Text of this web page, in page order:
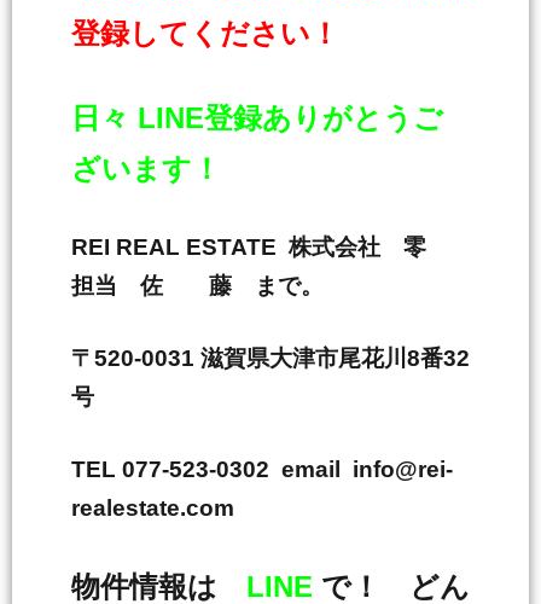
登録してください！
日々 LINE登録ありがとうご
ざいます！
REI REAL ESTATE 株式会社 零
担当 佐 藤 まで。
〒520-0031 滋賀県大津市尾花川8番32
号
TEL 077-523-0302 email info@rei-
realestate.com
物件情報は LINE で！ どん